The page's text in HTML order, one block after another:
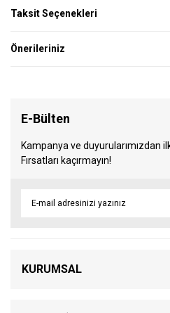
Taksit Seçenekleri
Önerileriniz
E-Bülten
Kampanya ve duyurularımızdan
Fırsatları kaçırmayın!
KURUMSAL